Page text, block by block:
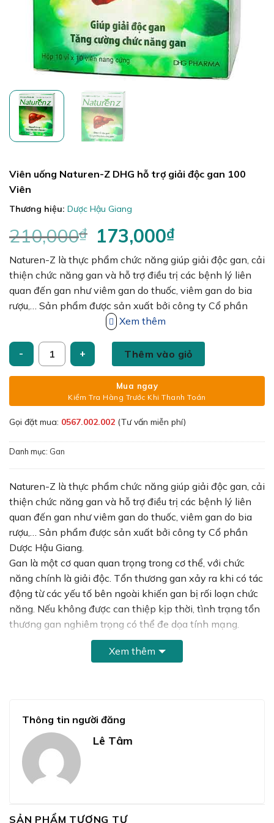
Viên uống Naturen-Z DHG hỗ trợ giải độc gan 100
Viên
Thương hiệu: Dược Hậu Giang
210,000₫ Giá
gốc
là:
210,000₫.
173,000₫Giá
tại
là:
173,000₫.
Naturen-Z là thực phẩm chức năng giúp giải độc gan, cải
thiện chức năng gan và hỗ trợ điều trị các bệnh lý liên
quan đến gan như viêm gan do thuốc, viêm gan do bia
rượu,… Sản phẩm được sản xuất bởi công ty Cổ phần
Xem thêm
Viên uống Naturen-Z DHG hỗ trợ giải độc gan 100 Viên số
Thêm vào giỏ
Mua ngay
Kiểm Tra Hàng Trước Khi Thanh Toán
Gọi đặt mua: 0567.002.002 (Tư vấn miễn phí)
Danh mục: Gan
Naturen-Z là thực phẩm chức năng giúp giải độc gan, cải
thiện chức năng gan và hỗ trợ điều trị các bệnh lý liên
quan đến gan như viêm gan do thuốc, viêm gan do bia
rượu,… Sản phẩm được sản xuất bởi công ty Cổ phần
Dược Hậu Giang.
Gan là một cơ quan quan trọng trong cơ thể, với chức
năng chính là giải độc. Tổn thương gan xảy ra khi có tác
động từ các yếu tố bên ngoài khiến gan bị rối loạn chức
năng. Nếu không được can thiệp kịp thời, tình trạng tổn
thương gan nghiêm trọng có thể đe dọa tính mạng.
Tổn thương gan thường liên quan đến thói quen uống
phẩm và thuốc cũng có thể làm tổn thương gan.
Để bảo vệ và phục hồi gan, bạn cần có một biện pháp
giải độc gan hiệu quả, giúp bảo vệ tế bào gan và tăng
cường chức năng gan.
Xem thêm
Thông tin người đăng
Lê Tâm
SẢN PHẨM TƯƠNG TỰ